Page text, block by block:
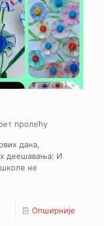
пролећу
дана,
деешавања: И
не
Опширније